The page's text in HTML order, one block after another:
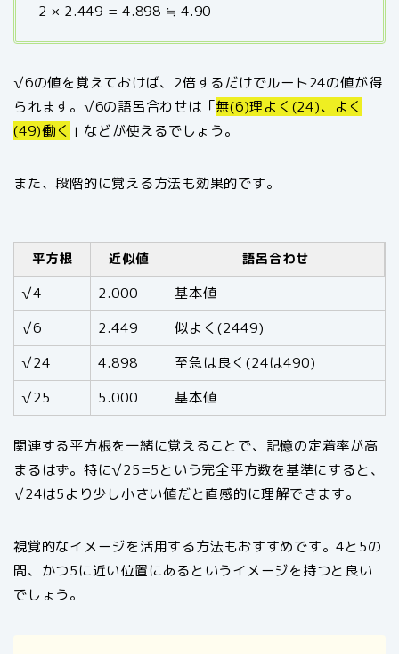
2 × 2.449 = 4.898 ≒ 4.90
√6の値を覚えておけば、2倍するだけでルート24の値が得
られます。√6の語呂合わせは「無(6)理よく(24)、よく
(49)働く 」などが使えるでしょう。
また、段階的に覚える方法も効果的です。
平方根 近似値 語呂合わせ
√4 2.000
基本値
√6
2.449
似よく(2449)
√24
4.898
至急は良く(24は490)
√25
5.000 基本値
関連する平方根を一緒に覚えることで、記憶の定着率が高
まるはず。特に√25=5という完全平方数を基準にすると、
√24は5より少し小さい値だと直感的に理解できます。
視覚的なイメージを活用する方法もおすすめです。4と5の
間、かつ5に近い位置にあるというイメージを持つと良い
でしょう。